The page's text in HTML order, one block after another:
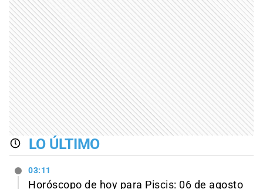
LO ÚLTIMO
03:11
Horóscopo de hoy para Piscis: 06 de agosto